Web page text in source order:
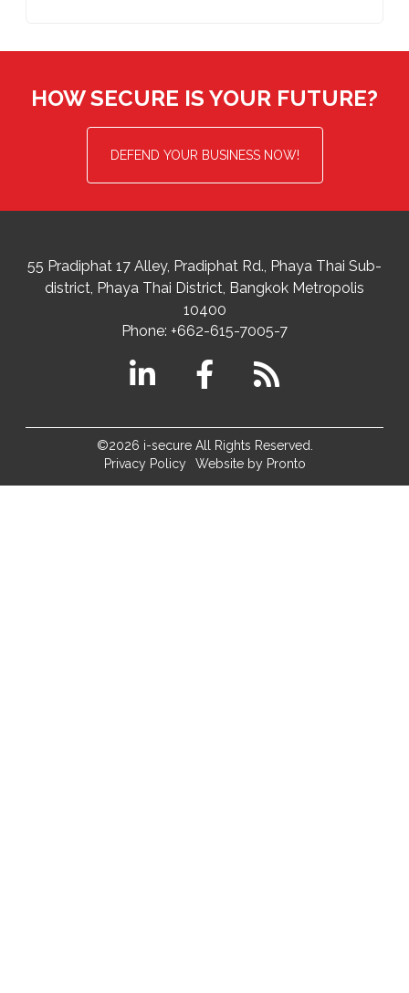
HOW SECURE IS YOUR FUTURE?
DEFEND YOUR BUSINESS NOW!
55 Pradiphat 17 Alley, Pradiphat Rd., Phaya Thai Sub-
district Phaya Thai District, Bangkok Metropolis
10400
Phone: +662-615-7005-7
©2026 i-secure All Rights Reserved.
Privacy Policy
Website by Pronto